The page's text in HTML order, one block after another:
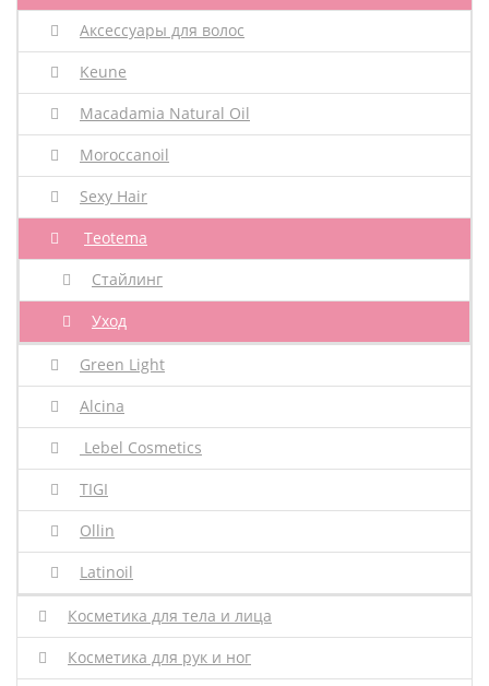
Аксессуары для волос
Keune
Macadamia Natural Oil
Moroccanoil
Sexy Hair
Teotema
Стайлинг
Уход
Green Light
Alcina
Lebel Cosmetics
TIGI
Ollin
Latinoil
Косметика для тела и лица
Косметика для рук и ног